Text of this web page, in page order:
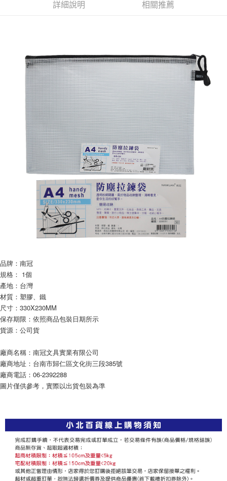
１．於結帳方式選擇「AFTEE先享後付」後，將跳轉至「AFTEE先享後付」
結帳頁面，進行簡訊認證並確認金額後，即可完成結帳。
２．訂單成立數日內，您將收到繳費通知簡訊。
３．收到繳費通知簡訊後14天內，點擊此簡訊中的連結，可透過四大超商／
ATM／網路銀行／等多元方式進行付款，方視為交易完成。
※ 請注意：結帳手續完成當下不需立刻繳費，但若您需要取消訂單，請聯絡
購買商品的店家。未經商家同意取消之訂單仍視為有效，需透過AFTEE先享
後付繳納相關費用。
※ 交易是否成功請以「AFTEE先享後付 」之結帳頁面顯示為準，若有關於
是否繳費成功／繳費後需取消欲退款等相關疑問，請聯繫「AFTEE先享後付
客戶支援中心」https://netprotections.freshdesk.com/support/home
【注意事項】
１．透過由恩沛科技股份有限公司提供之「AFTEE先享後付」服務完成之交
易，需依本服務之必要範圍內提供個人資料，並將交易相關給付款項請求債
權轉讓予恩沛科技股份有限公司。
２．關於個人資料處理事宜，請瀏覽以下網址：
https://aftee.tw/terms/#terms3
３．未成年的使用者請事先徵得法定代理人或監護人之同意方可使用
「AFTEE先享後付」，若未經同意申辦者引起之損失，本公司不負相關責
請求用戶進行身份認證。
５．嚴禁一人註冊多個帳號或使用他人資訊註冊。若發現惡意使用之情形，
恩沛科技股份有限公司將有權停止該用戶之使用額度並採取法律行動。
付款後全家取貨
每筆NT$60，滿NT$599(含以上)免運費
7-11取貨付款
每筆NT$60，滿NT$599(含以上)免運費
付款後7-11取貨
每筆NT$60，滿NT$599(含以上)免運費
每筆NT$120，滿NT$899(含以上)免運費
詳細說明 相關推薦
品牌：南冠
規格： 1個
產地：台灣
材質：塑膠、鐵
尺寸：330X230MM
保存期限：依照商品包裝日期所示
貨源：公司貨
廠商名稱：南冠文具實業有限公司
廠商地址：台南市歸仁區文化街三段385號
廠商電話：06-2392288
圖片僅供參考，實際以出貨包裝為準